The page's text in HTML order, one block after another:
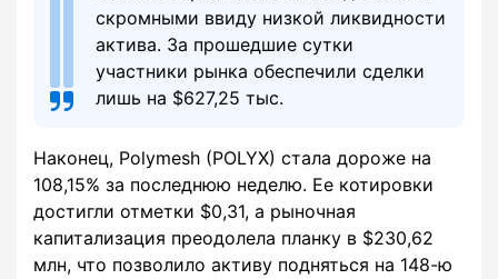
скромными ввиду низкой ликвидности
актива. За прошедшие сутки
участники рынка обеспечили сделки
лишь на $627,25 тыс.
Наконец, Polymesh (POLYX) стала дороже на
108,15% за последнюю неделю. Ее котировки
достигли отметки $0,31, а рыночная
капитализация преодолела планку в $230,62
млн, что позволило активу подняться на 148-ю